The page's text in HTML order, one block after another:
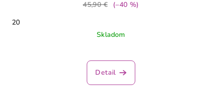
45,90 €
(–40 %)
20
Skladom
Detail